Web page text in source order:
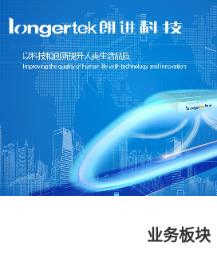
业务板块